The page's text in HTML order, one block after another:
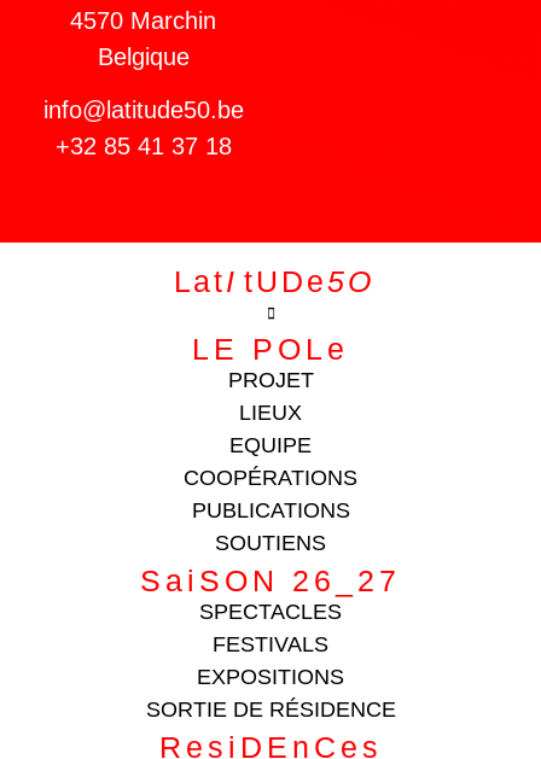
4570 Marchin
Belgique
info@latitude50.be
+32 85 41 37 18
L a tI. t U D e5 O
LE POLe
PROJET
LIEUX
EQUIPE
COOPÉRATIONS
PUBLICATIONS
SOUTIENS
SaiSON 26_27
SPECTACLES
FESTIVALS
EXPOSITIONS
SORTIE DE RÉSIDENCE
ResiDEnCes